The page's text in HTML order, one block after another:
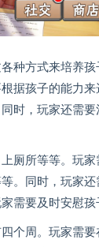
种方式来培养
据孩子的能力
时，玩家还需要
厕所等等。玩
。同时，玩家
需要及时安慰孩
个周。玩家需